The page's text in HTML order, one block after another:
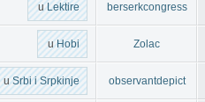
uLektire berserkcongress
uHobi Zolac
uSrbi i Srpkinje observantdepict